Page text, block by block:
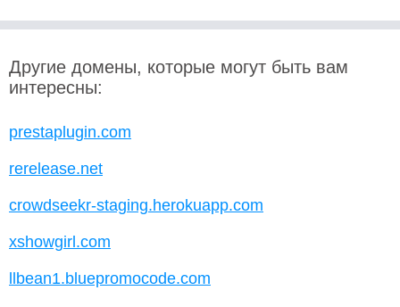
Другие домены, которые могут быть вам
интересны:
prestaplugin.com
rerelease.net
crowdseekr-staging.herokuapp.com
xshowgirl.com
llbean1.bluepromocode.com